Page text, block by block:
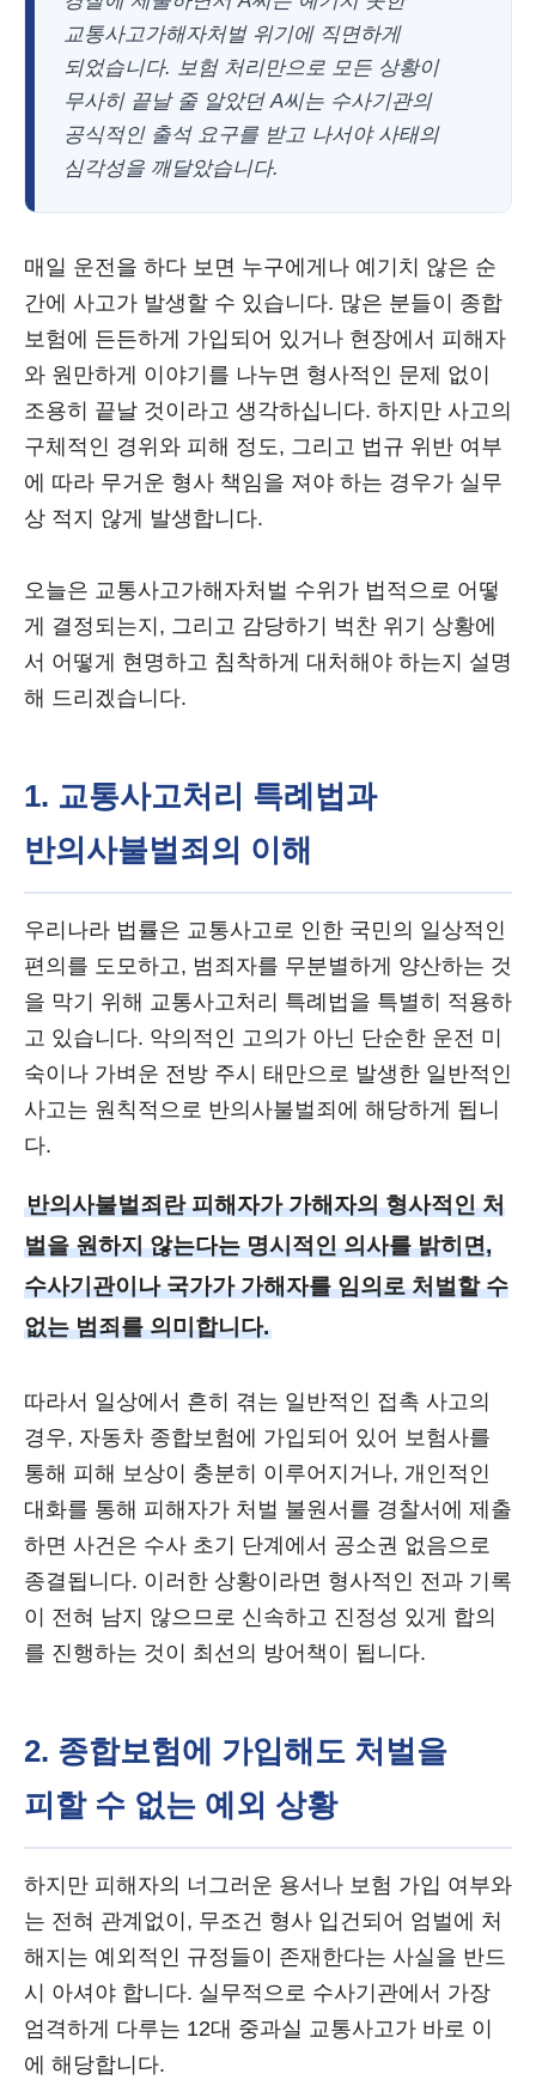
교통사고가해자처벌 위기에 직면하게
되었습니다. 보험 처리만으로 모든 상황이
무사히 끝날 줄 알았던 A씨는 수사기관의
공식적인 출석 요구를 받고 나서야 사태의
심각성을 깨달았습니다.
매일 운전을 하다 보면 누구에게나 예기치 않은 순
간에 사고가 발생할 수 있습니다. 많은 분들이 종합
보험에 든든하게 가입되어 있거나 현장에서 피해자
와 원만하게 이야기를 나누면 형사적인 문제 없이
조용히 끝날 것이라고 생각하십니다. 하지만 사고의
구체적인 경위와 피해 정도, 그리고 법규 위반 여부
에 따라 무거운 형사 책임을 져야 하는 경우가 실무
상 적지 않게 발생합니다.
오늘은 교통사고가해자처벌 수위가 법적으로 어떻
게 결정되는지, 그리고 감당하기 벅찬 위기 상황에
서 어떻게 현명하고 침착하게 대처해야 하는지 설명
해 드리겠습니다.
1. 교통사고처리 특례법과
반의사불벌죄의 이해
우리나라 법률은 교통사고로 인한 국민의 일상적인
편의를 도모하고, 범죄자를 무분별하게 양산하는 것
을 막기 위해 교통사고처리 특례법을 특별히 적용하
고 있습니다. 악의적인 고의가 아닌 단순한 운전 미
숙이나 가벼운 전방 주시 태만으로 발생한 일반적인
사고는 원칙적으로 반의사불벌죄에 해당하게 됩니
다.
반의사불벌죄란 피해자가 가해자의 형사적인 처
벌을 원하지 않는다는 명시적인 의사를 밝히면,
수사기관이나 국가가 가해자를 임의로 처벌할 수
없는 범죄를 의미합니다.
따라서 일상에서 흔히 겪는 일반적인 접촉 사고의
경우, 자동차 종합보험에 가입되어 있어 보험사를
통해 피해 보상이 충분히 이루어지거나, 개인적인
대화를 통해 피해자가 처벌 불원서를 경찰서에 제출
하면 사건은 수사 초기 단계에서 공소권 없음으로
종결됩니다. 이러한 상황이라면 형사적인 전과 기록
이 전혀 남지 않으므로 신속하고 진정성 있게 합의
를 진행하는 것이 최선의 방어책이 됩니다.
2. 종합보험에 가입해도 처벌을
피할 수 없는 예외 상황
하지만 피해자의 너그러운 용서나 보험 가입 여부와
는 전혀 관계없이, 무조건 형사 입건되어 엄벌에 처
해지는 예외적인 규정들이 존재한다는 사실을 반드
시 아셔야 합니다. 실무적으로 수사기관에서 가장
엄격하게 다루는 12대 중과실 교통사고가 바로 이
에 해당합니다.